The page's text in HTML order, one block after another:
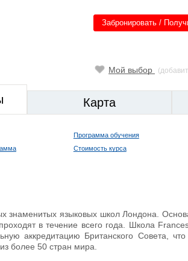
Забронировать /
Мой выбор
Карта
Программа обучения
Стоимость курса
знаменитых языковых школ Лондона.
в течение всего года. Школа
аккредитацию Британского Совета,
более 50 стран мира.